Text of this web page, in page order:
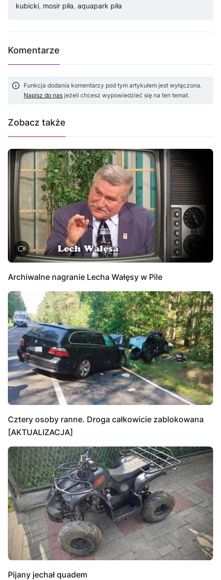
kubicki, mosir piła, aquapark piła
Komentarze
Funkcja dodania komentarzy pod tym artykułem jest wyłączona.
Napisz do nas jeżeli chcesz wypowiedzieć się na ten temat.
Zobacz także
Archiwalne nagranie Lecha Wałęsy w Pile
Cztery osoby ranne. Droga całkowicie zablokowana
[AKTUALIZACJA]
Pijany jechał quadem